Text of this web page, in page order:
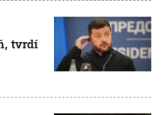
tvrdí